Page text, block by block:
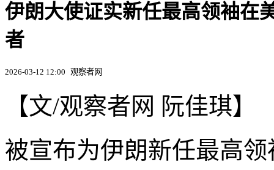
伊朗大使证实新任最高领袖在
者
2026-03-12 12:00 观察者网
【文/观察者网 阮佳琪】
被宣布为伊朗新任最高